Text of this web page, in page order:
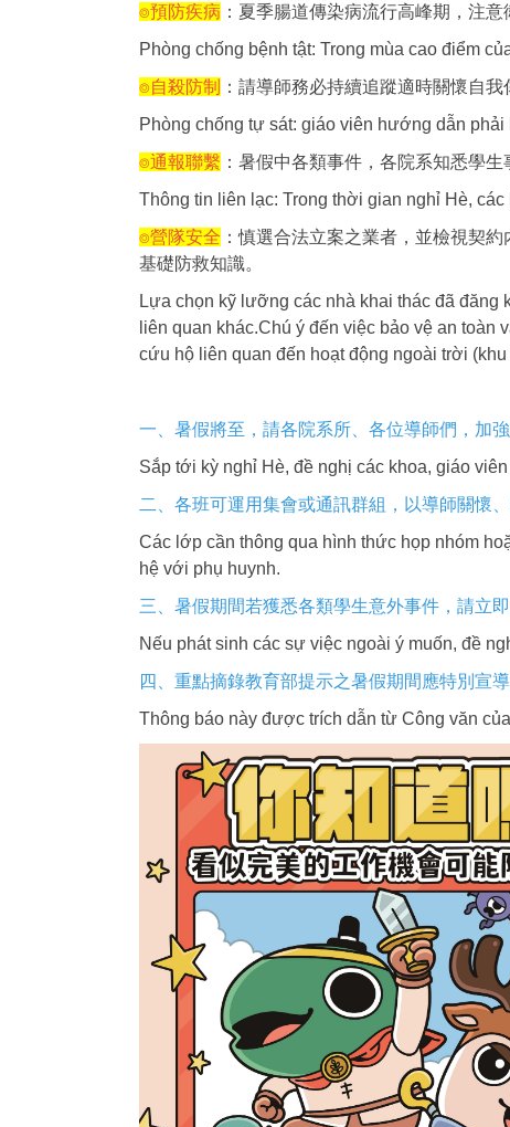
⌾預防疾病 ：夏季腸道傳染病流行高峰期，注意
Phòng chống bệnh tật: Trong mùa cao điểm
⌾自殺防制
：請導師務必持續追蹤適時關懷自我
Phòng chống tự sát: giáo viên hướng dẫn
⌾通報聯繫 ：暑假中各類事件，各院系知悉學生
Thông tin liên lạc: Trong thời gian nghỉ Hè,
⌾營隊安全 ：慎選合法立案之業者，並檢視契
基礎防救知識。
Lựa chọn kỹ lưỡng các nhà khai thác đã
liên quan khác.Chú ý đến việc bảo vệ an toàn
cứu hộ liên quan đến hoạt động ngoài trời
一、暑假將至，請各院系所、各位導師們，加
Sắp tới kỳ nghỉ Hè, đề nghị các khoa, giáo
二、各班可運用集會或通訊群組，以導師關懷
Các lớp cần thông qua hình thức họp nhóm
hệ với phụ huynh.
三、暑假期間若獲悉各類學生意外事件，請立
Nếu phát sinh các sự việc ngoài ý muốn, đề
四、重點摘錄教育部提示之暑假期間應特別宣導
Thông báo này được trích dẫn từ Công văn